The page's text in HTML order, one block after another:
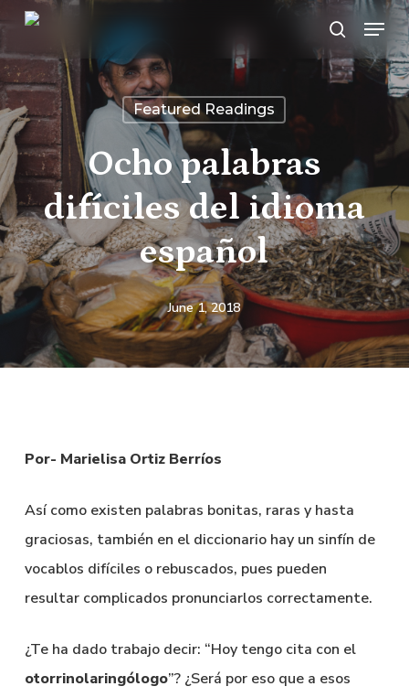
Skip
main
content
search
Menu
Featured Readings
Ocho palabras
difíciles del idioma
español
June 1, 2018
Por- Marielisa Ortiz Berríos
Así como existen palabras bonitas, raras y hasta
graciosas, también en el diccionario hay un sinfín de
vocablos difíciles o rebuscados, pues pueden
resultar complicados pronunciarlos correctamente.
¿Te ha dado trabajo decir: “Hoy tengo cita con el
otorrinolaringólogo”? ¿Será por eso que a esos